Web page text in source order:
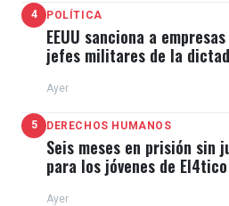
4 POLÍTICA
EEUU sanciona a
jefes militares de la
Ayer
5 DERECHOS HUMANOS
Seis meses en prisión sin
para los jóvenes de El4tico
Ayer